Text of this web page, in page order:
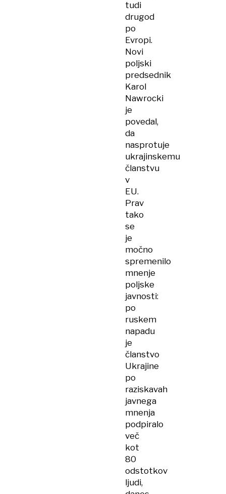
tudi
drugod
po
Evropi.
Novi
poljski
predsednik
Karol
Nawrocki
je
povedal,
da
nasprotuje
ukrajinskemu
članstvu
v
EU.
Prav
tako
se
je
močno
spremenilo
mnenje
poljske
javnosti:
po
ruskem
napadu
je
članstvo
Ukrajine
po
raziskavah
javnega
mnenja
podpiralo
več
kot
80
odstotkov
ljudi,